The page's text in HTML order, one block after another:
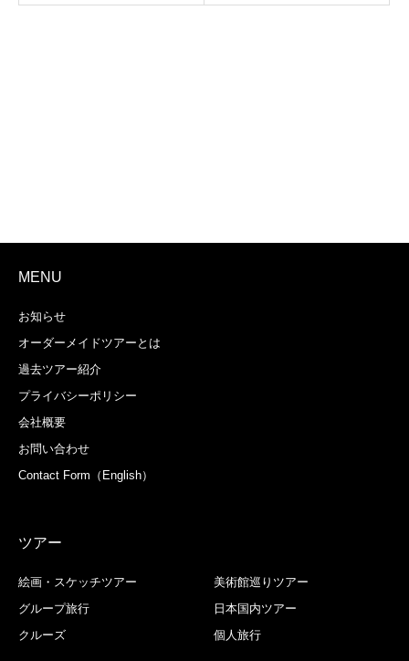
MENU
お知らせ
オーダーメイドツアーとは
過去ツアー紹介
プライバシーポリシー
会社概要
お問い合わせ
Contact Form（English）
ツアー
絵画・スケッチツアー
美術館巡りツアー
グループ旅行
日本国内ツアー
クルーズ
個人旅行